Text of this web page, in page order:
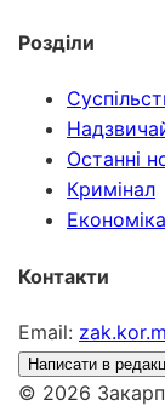
Розділи
Останні
Кримінал
Економіка
Контакти
Email:
Написати в
© 2026